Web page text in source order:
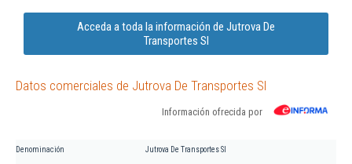
Acceda a toda la información de Jutrova De
Transportes Sl
Datos comerciales de Jutrova De Transportes Sl
Información ofrecida por
Denominación Jutrova De Transportes Sl